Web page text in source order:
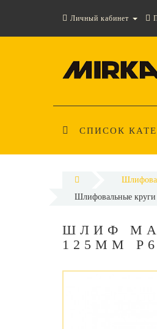
Личный кабинет
СПИСОК
Шлифовальные круги
ШЛИФ
125ММ